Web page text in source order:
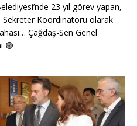
23 yıl görev yapan,
Sekreter Koordinatörü olarak
Çağdaş-Sen Genel
🟢